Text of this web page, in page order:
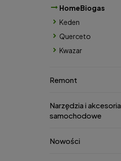
HomeBiogas
Keden
Querceto
Kwazar
Remont
Narzędzia i akcesoria
samochodowe
Nowości